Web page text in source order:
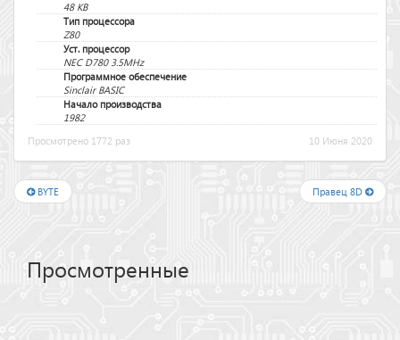
48 KB
Тип процессора
Z80
Уст. процессор
NEC D780 3.5MHz
Программное обеспечение
Sinclair BASIC
Начало производства
1982
Просмотрено 1772 раз
10 Июня 2020
BYTE Правец 8D
Просмотренные